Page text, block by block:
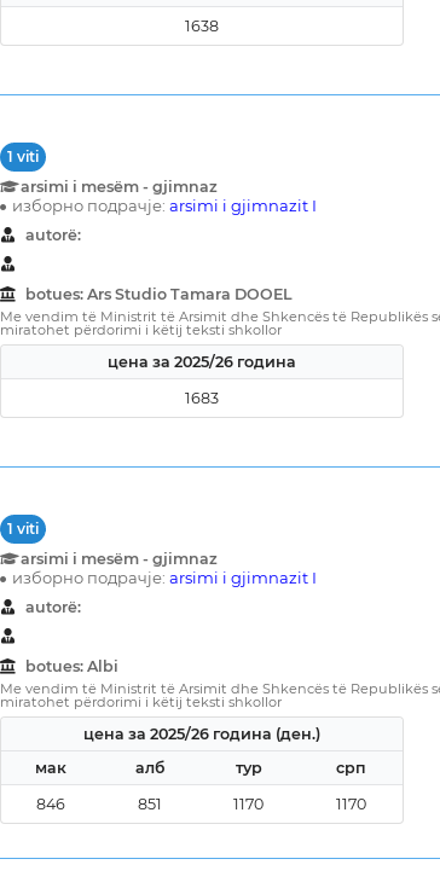
1638
1 viti
arsimi i mesëm - gjimnaz
изборно подрачје:arsimi i gjimnazit I
autorë:
botues: Ars Studio Tamara DOOEL
Me vendim të Ministrit të Arsimit dhe Shkencës të Republikës
miratohet përdorimi i këtij teksti shkollor
цена за 2025/26 година
1683
1 viti
arsimi i mesëm - gjimnaz
изборно подрачје:arsimi i gjimnazit I
autorë:
botues: Albi
Me vendim të Ministrit të Arsimit dhe Shkencës të Republikës
miratohet përdorimi i këtij teksti shkollor
цена за 2025/26 година (ден.)
мак
алб тур
срп
846
851 1170 1170